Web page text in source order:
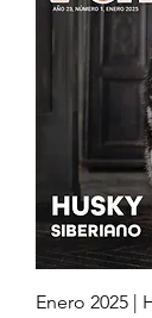
Enero 2025 |